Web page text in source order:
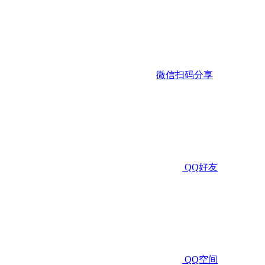
微信扫码分享
QQ好友
QQ空间